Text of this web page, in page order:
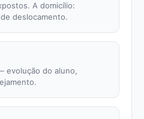
A domicílio:
deslocamento.
evolução do aluno,